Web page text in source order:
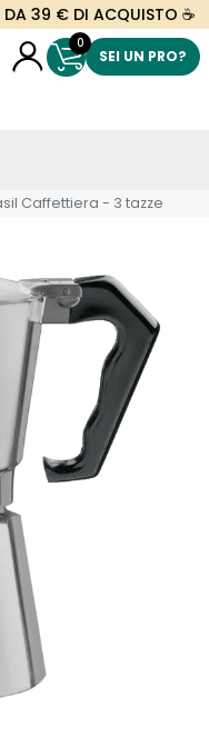
DA 39 € DI ACQUISTO ☕
0
SEI UN PRO?
Caffettiera - 3 tazze